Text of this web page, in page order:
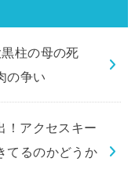
柱の母の死
の争い
！アクセスキー
てるのかどうか